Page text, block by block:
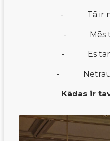
- Tā ir
- Mēs
- Es
-
Kādas ir